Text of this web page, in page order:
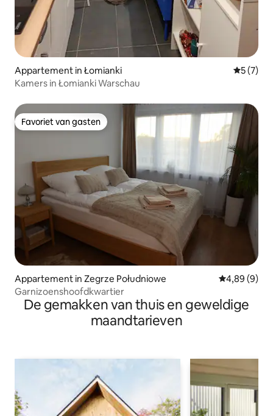
Appartement in Łomianki
5 (7)
Kamers in Łomianki Warschau
Favoriet van gasten
Favoriet van gasten
Appartement in Zegrze Południowe Gemiddelde
4,89 (9)
Garnizoenshoofdkwartier
De gemakken van thuis en geweldige
maandtarieven